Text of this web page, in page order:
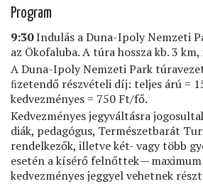
Program
9:30Indulás a Duna-Ipoly Nemzeti
az Ökofaluba. A túra hossza kb. 3
A Duna-Ipoly Nemzeti Park
ﬁzetendő részvételi díj: teljes árú =
kedvezményes = 750 Ft/fő.
Kedvezményes jegyváltásra
diák, pedagógus, Természetbarát
rendelkezők, illetve két- vagy több
esetén a kísérő felnőttek —
kedvezményes jeggyel vehetnek